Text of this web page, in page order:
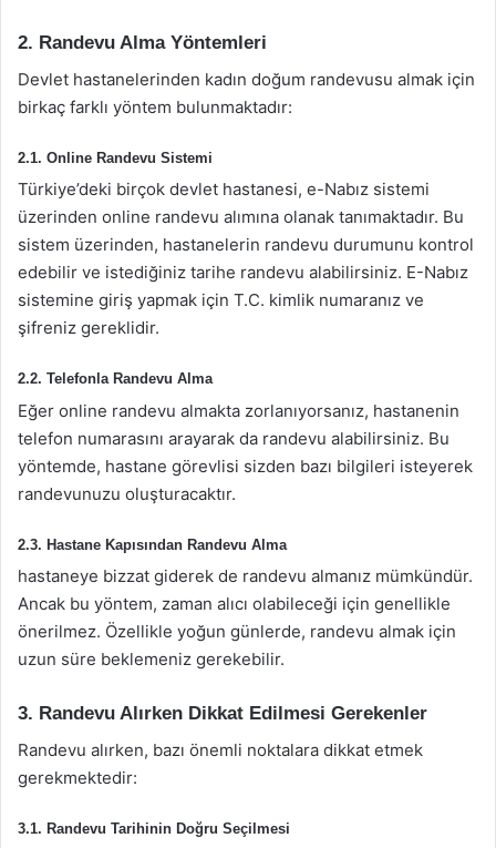
2. Randevu Alma Yöntemleri
Devlet hastanelerinden kadın doğum randevusu almak için
birkaç farklı yöntem bulunmaktadır:
2.1. Online Randevu Sistemi
Türkiye’deki birçok devlet hastanesi, e-Nabız sistemi
üzerinden online randevu alımına olanak tanımaktadır. Bu
sistem üzerinden, hastanelerin randevu durumunu kontrol
edebilir ve istediğiniz tarihe randevu alabilirsiniz. E-Nabız
sistemine giriş yapmak için T.C. kimlik numaranız ve
şifreniz gereklidir.
2.2. Telefonla Randevu Alma
Eğer online randevu almakta zorlanıyorsanız, hastanenin
telefon numarasını arayarak da randevu alabilirsiniz. Bu
yöntemde, hastane görevlisi sizden bazı bilgileri isteyerek
randevunuzu oluşturacaktır.
2.3. Hastane Kapısından Randevu Alma
hastaneye bizzat giderek de randevu almanız mümkündür.
Ancak bu yöntem, zaman alıcı olabileceği için genellikle
önerilmez. Özellikle yoğun günlerde, randevu almak için
uzun süre beklemeniz gerekebilir.
3. Randevu Alırken Dikkat Edilmesi Gerekenler
Randevu alırken, bazı önemli noktalara dikkat etmek
gerekmektedir:
3.1. Randevu Tarihinin Doğru Seçilmesi